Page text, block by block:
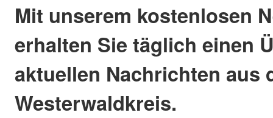
Mit unserem kostenlosen
erhalten Sie täglich einen
aktuellen Nachrichten aus
Westerwaldkreis.